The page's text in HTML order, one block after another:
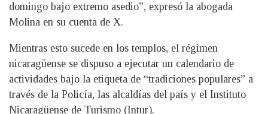
domingo bajo extremo asedio”, expresó la abogada
Molina en su cuenta de X.
Mientras esto sucede en los templos, el régimen
nicaragüense se dispuso a ejecutar un calendario de
actividades bajo la etiqueta de “tradiciones populares” a
través de la Policía, las alcaldías del país y el Instituto
Nicaragüense de Turismo (Intur).